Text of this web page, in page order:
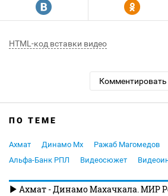
R Y
HTML-код вставки видео
Комментировать
ПО ТЕМЕ
Ахмат Динамо Мх Ражаб Магомедов
Альфа-Банк РПЛ
Видеосюжет
Ахмат - Динамо Махачкала. МИР